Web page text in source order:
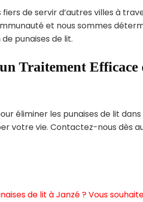
de servir d’autres villes à
et nous sommes
punaises de lit.
Traitement Efficace
éliminer les punaises de lit
votre vie. Contactez-nous dès
de lit à Janzé ? Vous